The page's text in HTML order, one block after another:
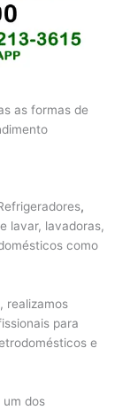
as formas de
,
lavar, lavadoras,
como
realizamos
para
e
um dos